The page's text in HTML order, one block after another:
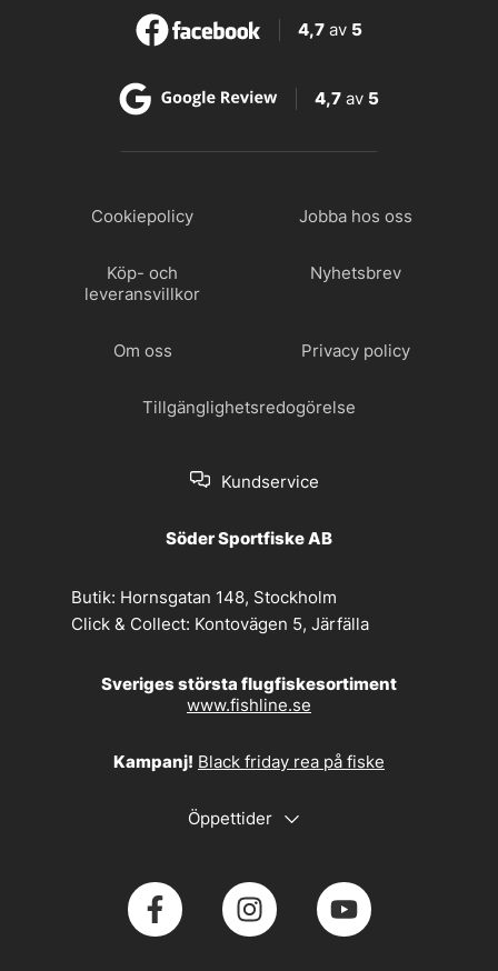
4,7 av 5
4,7 av 5
Cookiepolicy Jobba hos oss
Köp- och
leveransvillkor
Nyhetsbrev
Om oss Privacy policy
Tillgänglighetsredogörelse
Kundservice
Söder Sportfiske AB
Butik: Hornsgatan 148, Stockholm
Click & Collect: Kontovägen 5, Järfälla
Sveriges största flugfiskesortiment
www.fishline.se
Kampanj! Black friday rea på fiske
Öppettider